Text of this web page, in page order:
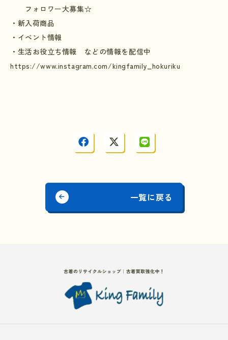
フォロワー大募集☆
・新入荷商品
・イベント情報
・生活お役立ち情報 などの情報を配信中
https://www.instagram.com/kingfamily_hokuriku
一覧に戻る